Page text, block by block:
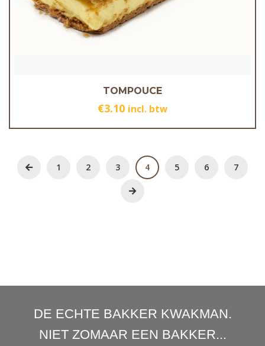
TOMPOUCE
€3.10 incl. btw
1 2 3 4 5 6 7
DE ECHTE BAKKER KWAKMAN.
NIET ZOMAAR EEN BAKKER...